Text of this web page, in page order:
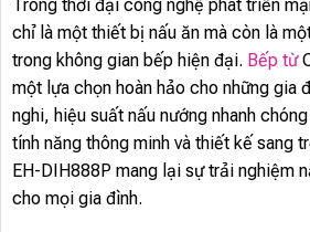
Trong thời đại công nghệ phát triển
chỉ là một thiết bị nấu ăn mà còn là
trong không gian bếp hiện đại. Bếp từ
một lựa chọn hoàn hảo cho những gia
nghi, hiệu suất nấu nướng nhanh
tính năng thông minh và thiết kế sang
EH-DIH888P mang lại sự trải nghiệm
cho mọi gia đình.